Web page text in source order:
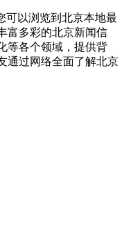
可以浏览到北京本地最
富多彩的北京新闻信
等各个领域，提供背
通过网络全面了解北京